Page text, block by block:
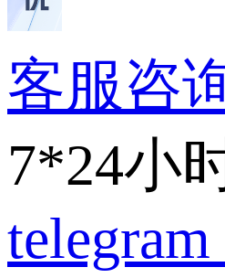
客服咨
7*24小
telegram